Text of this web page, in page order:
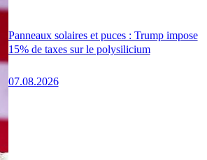
Panneaux solaires et puces : Trump impose
15% de taxes sur le polysilicium
07.08.2026